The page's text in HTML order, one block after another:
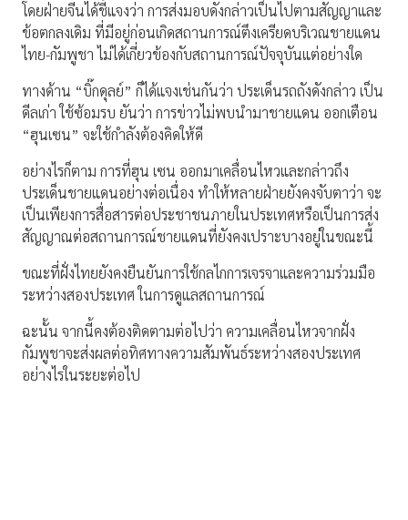
โดยฝ่ายจีนได้ชี้แจงว่า การส่งมอบดังกล่าวเป็นไปตามสัญญาและ
ข้อตกลงเดิม ที่มีอยู่ก่อนเกิดสถานการณ์ตึงเครียดบริเวณชายแดน
ไทย-กัมพูชา ไม่ได้เกี่ยวข้องกับสถานการณ์ปัจจุบันแต่อย่างใด
ทางด้าน “บิ๊กดุลย์” ก็ได้แจงเช่นกันว่า ประเด็นรถถังดังกล่าว เป็น
ดีลเก่า ใช้ซ้อมรบ ยันว่า การข่าวไม่พบนำมาชายแดน ออกเตือน
“ฮุนเซน” จะใช้กำลังต้องคิดให้ดี
อย่างไรก็ตาม การที่ฮุน เซน ออกมาเคลื่อนไหวและกล่าวถึง
ประเด็นชายแดนอย่างต่อเนื่อง ทำให้หลายฝ่ายยังคงจับตาว่า จะ
เป็นเพียงการสื่อสารต่อประชาชนภายในประเทศหรือเป็นการส่ง
สัญญาณต่อสถานการณ์ชายแดนที่ยังคงเปราะบางอยู่ในขณะนี้
ขณะที่ฝั่งไทยยังคงยืนยันการใช้กลไกการเจรจาและความร่วมมือ
ระหว่างสองประเทศ ในการดูแลสถานการณ์
ฉะนั้น จากนี้คงต้องติดตามต่อไปว่า ความเคลื่อนไหวจากฝั่ง
กัมพูชาจะส่งผลต่อทิศทางความสัมพันธ์ระหว่างสองประเทศ
อย่างไรในระยะต่อไป